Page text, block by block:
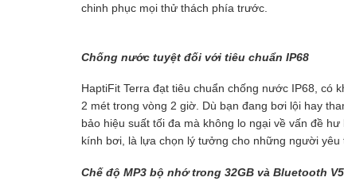
chinh phục mọi thử thách phía trước.
Chống nước tuyệt đối với tiêu chuẩn IP68
HaptiFit Terra đạt tiêu chuẩn chống nước IP68, có
2 mét trong vòng 2 giờ. Dù bạn đang bơi lội hay
bảo hiệu suất tối đa mà không lo ngại về vấn đề
kính bơi, là lựa chọn lý tưởng cho những người yêu
Chế độ MP3 bộ nhớ trong 32GB và Bluetooth